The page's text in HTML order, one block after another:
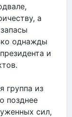
а
однажды
и
группа из
позднее
сил,